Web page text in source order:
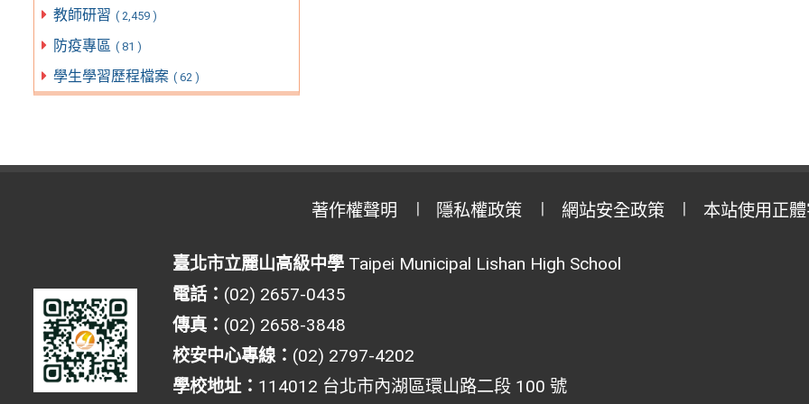
教師研習 ( 2,459 )
防疫專區 ( 81 )
學生學習歷程檔案 ( 62 )
著作權聲明 隱私權政策 網站安全政策 本站使用正
臺北市立麗山高級中學Taipei Municipal Lishan High School
電話： (02) 2657-0435
傳真： (02) 2658-3848
校安中心專線： (02) 2797-4202
學校地址： 114012 台北市內湖區環山路二段 100 號